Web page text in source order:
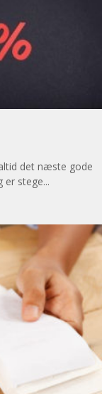
det næste gode
er stege...